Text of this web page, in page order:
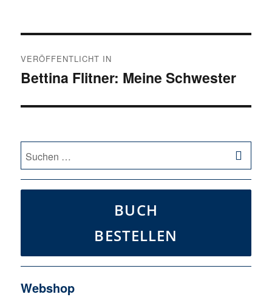
VERÖFFENTLICHT IN
Bettina Flitner: Meine Schwester
Suche
nach:
BUCH
BESTELLEN
Webshop